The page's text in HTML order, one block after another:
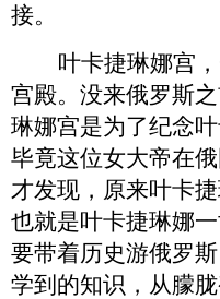
接。
叶卡捷琳娜宫 ，
宫殿。没来俄罗斯
琳娜宫是为了纪念
毕竟这位女大帝在
才发现，原来叶卡
也就是叶卡捷琳娜
要带着历史游俄罗
学到的知识，从朦